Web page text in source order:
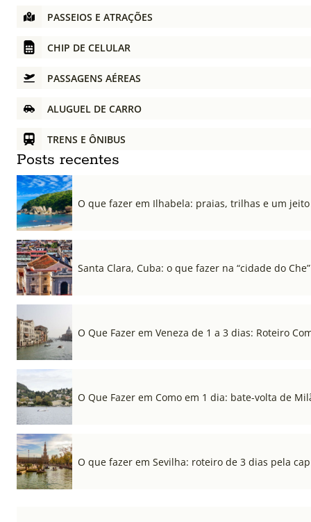
PASSEIOS E ATRAÇÕES
CHIP DE CELULAR
PASSAGENS AÉREAS
ALUGUEL DE CARRO
TRENS E ÔNIBUS
Posts recentes
O que fazer em Ilhabela: praias, trilhas e um
Santa Clara, Cuba: o que fazer na “cidade do Che”
O Que Fazer em Veneza de 1 a 3 dias: Roteiro
O Que Fazer em Como em 1 dia: bate-volta de
O que fazer em Sevilha: roteiro de 3 dias pela